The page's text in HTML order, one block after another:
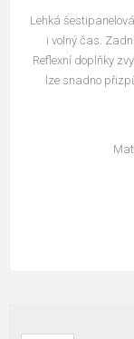
Lehká
i volný čas.
Reflexní doplňky
lze snadno